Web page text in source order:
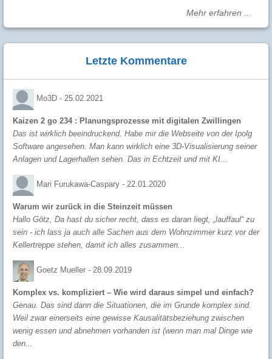
Mehr erfahren ...
Letzte Kommentare
Mo3D - 25.02.2021
Kaizen 2 go 234 : Planungsprozesse mit digitalen Zwillingen
Das ist wirklich beeindruckend. Habe mir die Webseite von der Ipolg
Software angesehen. Man kann wirklich eine 3D-Visualisierung seiner
Anlagen und Lagerhallen sehen. Das in Echtzeit und mit KI...
Mari Furukawa-Caspary - 22.01.2020
Warum wir zurück in die Steinzeit müssen
Hallo Götz, Da hast du sicher recht, dass es daran liegt, „lauffaul“ zu
sein - ich lass ja auch alle Sachen aus dem Wohnzimmer kurz vor der
Kellertreppe stehen, damit ich alles zusammen...
Goetz Mueller - 28.09.2019
Komplex vs. kompliziert – Wie wird daraus simpel und einfach?
Genau. Das sind dann die Situationen, die im Grunde komplex sind.
Weil zwar einerseits eine gewisse Kausalitätsbeziehung zwischen
wenig essen und abnehmen vorhanden ist (wenn man mal Dinge wie
den...